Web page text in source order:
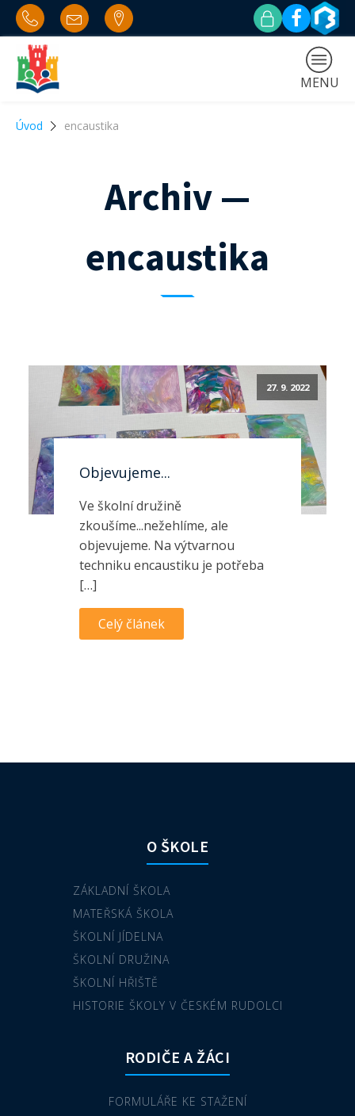
MENU
Úvod encaustika
Archiv —
encaustika
27. 9. 2022
Objevujeme...
Ve školní družině
zkoušíme...nežehlíme, ale
objevujeme. Na výtvarnou
techniku encaustiku je potřeba
[…]
Celý článek
O ŠKOLE
ZÁKLADNÍ ŠKOLA
MATEŘSKÁ ŠKOLA
ŠKOLNÍ JÍDELNA
ŠKOLNÍ DRUŽINA
ŠKOLNÍ HŘIŠTĚ
HISTORIE ŠKOLY V ČESKÉM RUDOLCI
RODIČE A ŽÁCI
FORMULÁŘE KE STAŽENÍ